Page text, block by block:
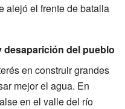
alejó el frente de batalla
del pueblo
en construir grandes
mejor el agua. En
en el valle del río